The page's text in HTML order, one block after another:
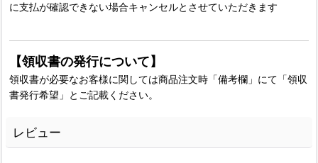
に支払が確認できない場合キャンセルとさせていただきます
【領収書の発行について】
領収書が必要なお客様に関しては商品注文時「備考欄」にて「領収
書発行希望」とご記載ください。
レビュー